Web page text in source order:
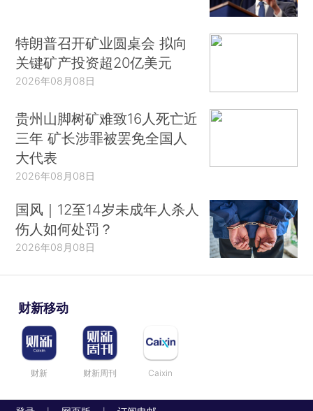
特朗普召开矿业圆桌会 拟向
关键矿产投资超20亿美元
2026年08月08日
贵州山脚树矿难致16人死亡近
三年 矿长涉罪被罢免全国人
大代表
2026年08月08日
国风｜12至14岁未成年人杀人
伤人如何处罚？
2026年08月08日
财新移动
财新 财新周刊 Caixin